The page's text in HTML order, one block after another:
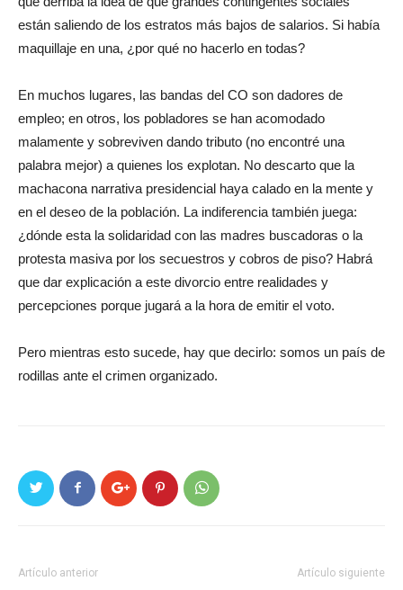
están saliendo de los estratos más bajos de salarios. Si había
maquillaje en una, ¿por qué no hacerlo en todas?
En muchos lugares, las bandas del CO son dadores de
empleo; en otros, los pobladores se han acomodado
malamente y sobreviven dando tributo (no encontré una
palabra mejor) a quienes los explotan. No descarto que la
machacona narrativa presidencial haya calado en la mente y
en el deseo de la población. La indiferencia también juega:
¿dónde esta la solidaridad con las madres buscadoras o la
protesta masiva por los secuestros y cobros de piso? Habrá
que dar explicación a este divorcio entre realidades y
percepciones porque jugará a la hora de emitir el voto.
Pero mientras esto sucede, hay que decirlo: somos un país de
rodillas ante el crimen organizado.
Artículo anterior Artículo siguiente